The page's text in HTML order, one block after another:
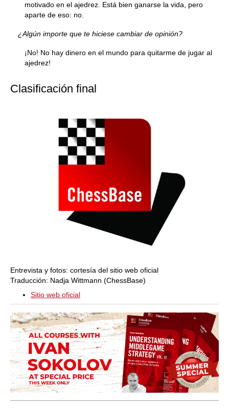
motivado en el ajedrez. Está bien ganarse la vida, pero
aparte de eso: no.
¿Algún importe que te hiciese cambiar de opinión?
¡No! No hay dinero en el mundo para quitarme de jugar al
ajedrez!
Clasificación final
Entrevista y fotos: cortesía del sitio web oficial
Traducción: Nadja Wittmann (ChessBase)
Sitio web oficial